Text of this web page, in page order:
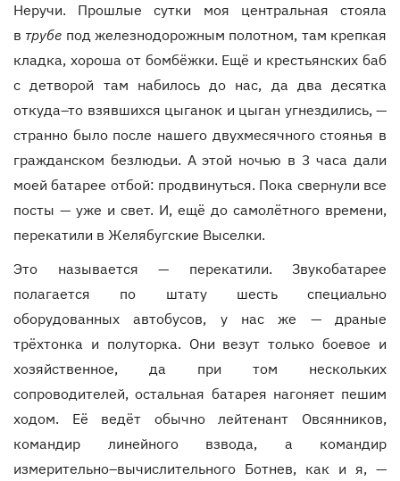
Неручи. Прошлые сутки моя центральная стояла
в трубе под железнодорожным полотном, там крепкая
кладка, хороша от бомбёжки. Ещё и крестьянских баб
с детворой там набилось до нас, да два десятка
откуда–то взявшихся цыганок и цыган угнездились, —
странно было после нашего двухмесячного стоянья в
гражданском безлюдьи. А этой ночью в 3 часа дали
моей батарее отбой: продвинуться. Пока свернули все
посты — уже и свет. И, ещё до самолётного времени,
перекатили в Желябугские Выселки.
Это называется — перекатили. Звукобатарее
полагается по штату шесть специально
оборудованных автобусов, у нас же — драные
трёхтонка и полуторка. Они везут только боевое и
хозяйственное, да при том нескольких
сопроводителей, остальная батарея нагоняет пешим
ходом. Её ведёт обычно лейтенант Овсянников,
командир линейного взвода, а командир
измерительно–вычислительного Ботнев, как и я, —